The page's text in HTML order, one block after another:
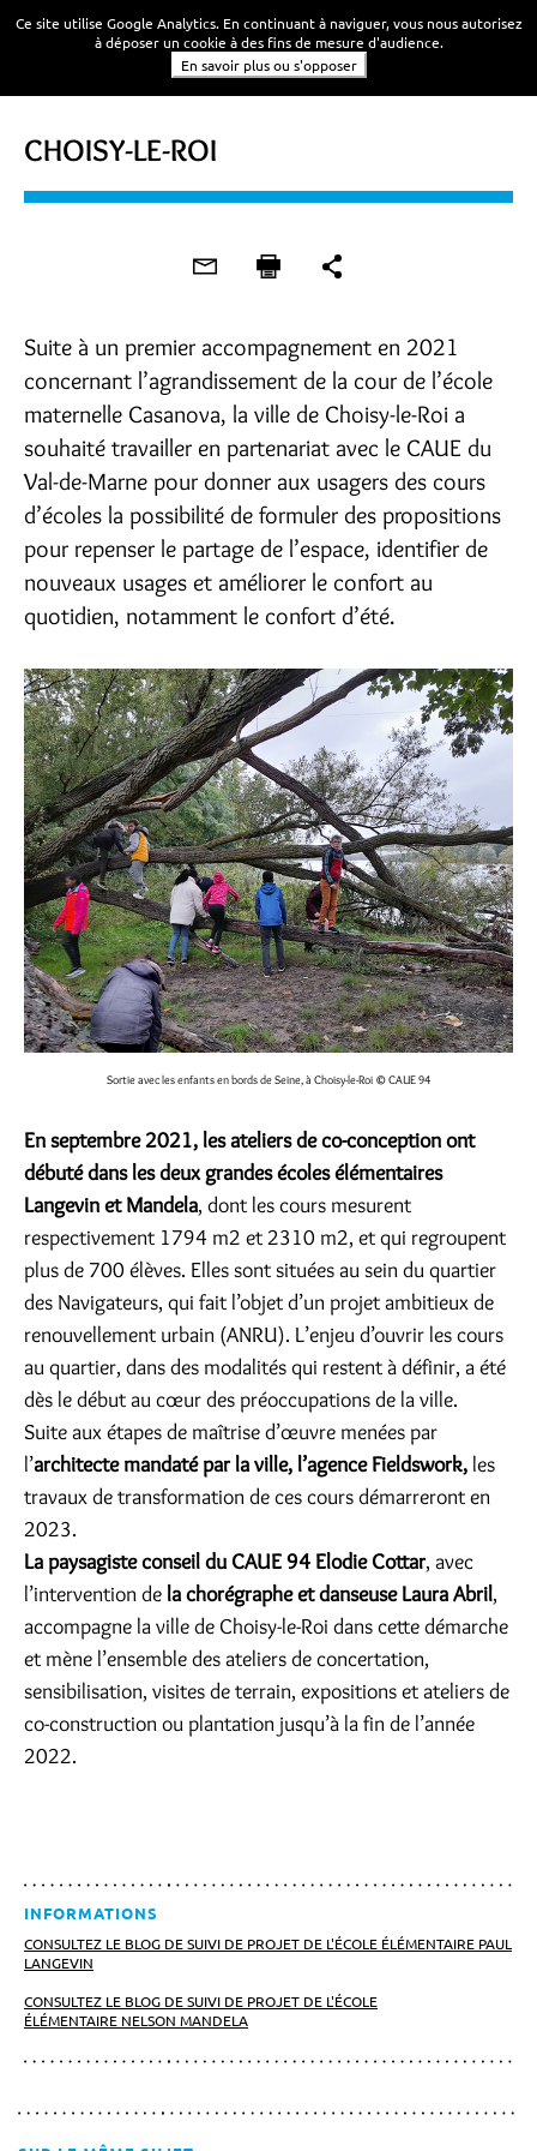
CHOISY-LE-ROI
Suite à un premier accompagnement en 2021
concernant l’agrandissement de la cour de l’école
maternelle Casanova, la ville de Choisy-le-Roi a
souhaité travailler en partenariat avec le CAUE du
Val-de-Marne pour donner aux usagers des cours
d’écoles la possibilité de formuler des propositions
pour repenser le partage de l’espace, identifier de
nouveaux usages et améliorer le confort au
quotidien, notamment le confort d’été.
Sortie avec les enfants en bords de Seine, à Choisy-le-Roi © CAUE 94
En septembre 2021, les ateliers de co-conception ont
débuté dans les deux grandes écoles élémentaires
Langevin et Mandela, dont les cours mesurent
respectivement 1794 m2 et 2310 m2, et qui regroupent
plus de 700 élèves. Elles sont situées au sein du quartier
des Navigateurs, qui fait l’objet d’un projet ambitieux de
renouvellement urbain (ANRU). L’enjeu d’ouvrir les cours
au quartier, dans des modalités qui restent à définir, a été
dès le début au cœur des préoccupations de la ville.
Suite aux étapes de maîtrise d’œuvre menées par
l’architecte mandaté par la ville, l’agence Fieldswork, les
travaux de transformation de ces cours démarreront en
2023.
La paysagiste conseil du CAUE 94 Elodie Cottar, avec
l’intervention de la chorégraphe et danseuse Laura Abril,
accompagne la ville de Choisy-le-Roi dans cette démarche
et mène l’ensemble des ateliers de concertation,
sensibilisation, visites de terrain, expositions et ateliers de
co-construction ou plantation jusqu’à la fin de l’année
2022.
INFORMATIONS
CONSULTEZ LE BLOG DE SUIVI DE PROJET DE L'ÉCOLE ÉLÉMENTAIRE PAUL
LANGEVIN
CONSULTEZ LE BLOG DE SUIVI DE PROJET DE L'ÉCOLE
ÉLÉMENTAIRE NELSON MANDELA
Ce site utilise Google Analytics. En continuant à naviguer, vous nous autorisez
à déposer un cookie à des fins de mesure d'audience.
En savoir plus ou s'opposer